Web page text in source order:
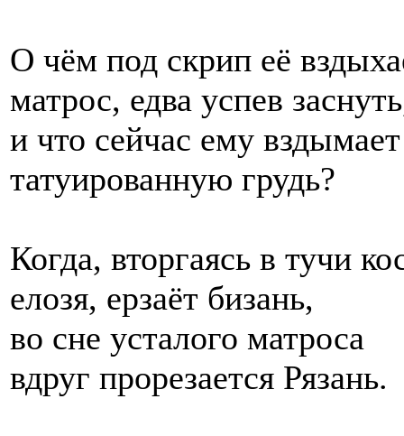
О чём под скрип её
матрос, едва успев
и что сейчас ему вздымает
татуированную грудь?
Когда, вторгаясь в тучи
елозя, ерзаёт бизань,
во сне усталого матроса
вдруг прорезается Рязань.